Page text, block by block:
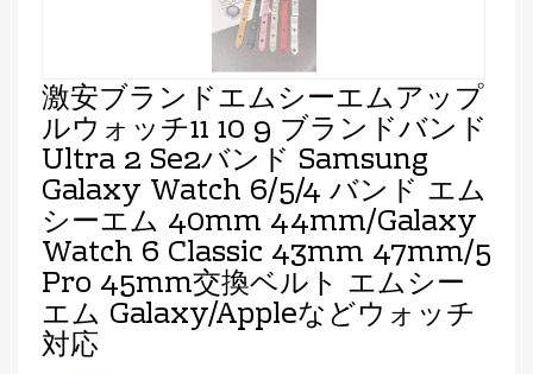
激安ブランドエムシーエムアップ
ルウォッチ11 10 9 ブランドバンド
Ultra 2 Se2バンド Samsung
Galaxy Watch 6/5/4 バンド エム
シーエム 40mm 44mm/Galaxy
Watch 6 Classic 43mm 47mm/5
Pro 45mm交換ベルト エムシー
エム Galaxy/appleなどウォッチ
対応